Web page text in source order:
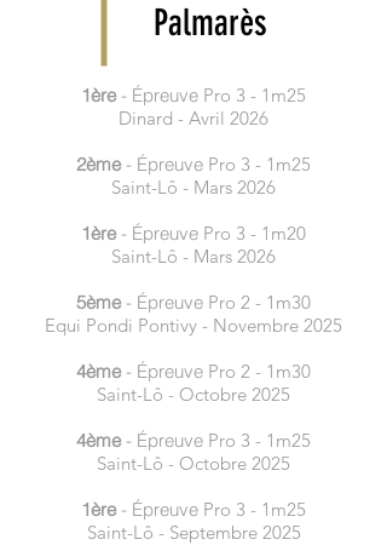
Palmarès
1ère- Épreuve Pro 3 - 1m25
Dinard - Avril 2026
2ème- Épreuve Pro 3 - 1m25
Saint-Lô - Mars 2026
1ère- Épreuve Pro 3 - 1m20
Saint-Lô - Mars 2026
5ème- Épreuve Pro 2 - 1m30
Equi Pondi Pontivy - Novembre 2025
4ème- Épreuve Pro 2 - 1m30
Saint-Lô - Octobre 2025
4ème- Épreuve Pro 3 - 1m25
Saint-Lô - Octobre 2025
1ère- Épreuve Pro 3 - 1m25
Saint-Lô - Septembre 2025